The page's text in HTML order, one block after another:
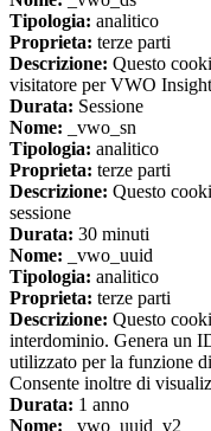
Tipologia: analitico
Proprieta: terze parti
Descrizione: Questo
visitatore per VWO
Durata: Sessione
Nome: _vwo_sn
Tipologia: analitico
Proprieta: terze parti
Descrizione: Questo
sessione
Durata: 30 minuti
Nome: _vwo_uuid
Tipologia: analitico
Proprieta: terze parti
Descrizione: Questo
interdominio. Genera un
utilizzato per la funzione
Consente inoltre di
Durata: 1 anno
Nome: _vwo_uuid_v2